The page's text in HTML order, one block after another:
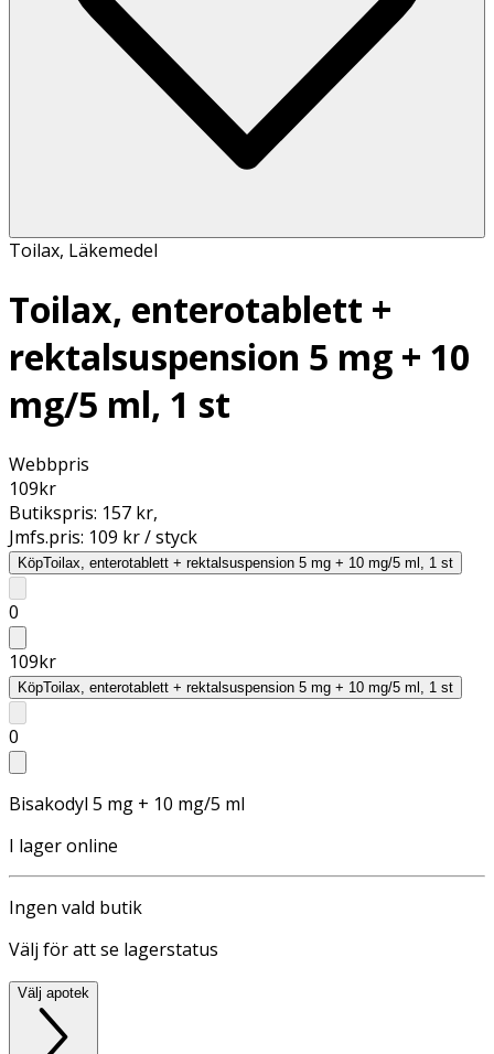
Toilax, Läkemedel
Toilax, enterotablett +
rektalsuspension 5 mg + 10
mg/5 ml, 1 st
Webbpris
109kr
Butikspris: 157 kr,
Jmfs.pris: 109 kr / styck
KöpToilax, enterotablett + rektalsuspension 5 mg + 10 mg/5 ml, 1 st
0
109kr
KöpToilax, enterotablett + rektalsuspension 5 mg + 10 mg/5 ml, 1 st
0
Bisakodyl 5 mg + 10 mg/5 ml
I lager online
Ingen vald butik
Välj för att se lagerstatus
Välj apotek